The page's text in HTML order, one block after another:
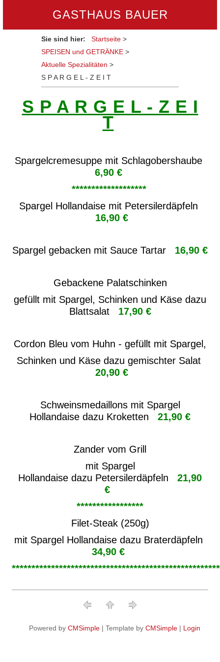
GASTHAUS BAUER
Sie sind hier: Startseite >
SPEISEN und GETRÄNKE >
Aktuelle Spezialitäten >
S P A R G E L - Z E I T
S P A R G E L - Z E I
T
Spargelcremesuppe mit Schlagobershaube
6,90 €
*******************
Spargel Hollandaise mit Petersilerdäpfeln
16,90 €
Spargel gebacken mit Sauce Tartar 16,90 €
Gebackene Palatschinken
gefüllt mit Spargel, Schinken und Käse dazu
Blattsalat 17,90 €
Cordon Bleu vom Huhn - gefüllt mit Spargel,
Schinken und Käse dazu gemischter Salat
20,90 €
Schweinsmedaillons mit Spargel
Hollandaise dazu Kroketten 21,90 €
Zander vom Grill
mit Spargel
Hollandaise dazu Petersilerdäpfeln 21,90
€
*****************
Filet-Steak (250g)
mit Spargel Hollandaise dazu Braterdäpfeln
34,90 €
Powered by CMSimple | Template by CMSimple | Login